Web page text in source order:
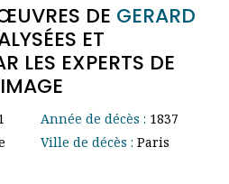
DE GERARD
ET
LES EXPERTS DE
Année de décès : 1837
Ville de décès : Paris